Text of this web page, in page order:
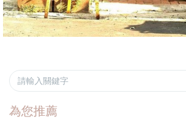
為您推薦